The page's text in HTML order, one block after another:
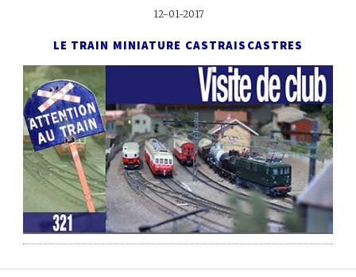
12-01-2017
LE TRAIN MINIATURE CASTRAIS CASTRES